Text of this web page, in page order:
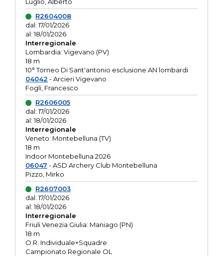
R2604008
dal: 17/01/2026
al: 18/01/2026
Interregionale
Lombardia: Vigevano (PV)
18 m
10° Torneo Di Sant'antonio esclusione AN lombardi
04042 - Arcieri Vigevano
Fogli, Francesco
R2606005
dal: 17/01/2026
al: 18/01/2026
Interregionale
Veneto: Montebelluna (TV)
18 m
Indoor Montebelluna 2026
06047 - ASD Archery Club Montebelluna
Pizzo, Mirko
R2607003
dal: 17/01/2026
al: 18/01/2026
Interregionale
Friuli Venezia Giulia: Maniago (PN)
18 m
O.R. Individuale+Squadre
Campionato Regionale OL